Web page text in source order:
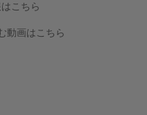
こちら
動画はこちら